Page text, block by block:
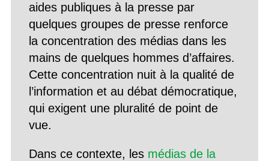
aides publiques à la presse par
quelques groupes de presse renforce
la concentration des médias dans les
mains de quelques hommes d’affaires.
Cette concentration nuit à la qualité de
l’information et au débat démocratique,
qui exigent une pluralité de point de
vue.
Dans ce contexte, les médias de la